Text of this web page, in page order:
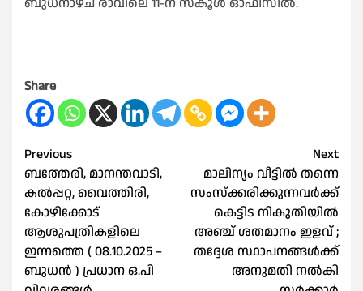
Share
Post
navigation
Previous
ബത്തേരി, മാനന്തവാടി,
കൽപ്പറ്റ, വൈത്തിരി,
കോഴിക്കോട്
ആശുപത്രികളിലെ
ഇന്നത്തെ ( 08.10.2025 –
ബുധൻ ) പ്രധാന ഒ.പി
Next
മാലിന്യം വീട്ടില്‍ തന്നെ
സംസ്‌ക്കരിക്കുന്നവര്‍ക്ക്
കെട്ടിട നികുതിയില്‍
അഞ്ച് ശതമാനം ഇളവ് ;
തദ്ദേശ സ്ഥാപനങ്ങള്‍ക്ക്
അനുമതി നൽകി